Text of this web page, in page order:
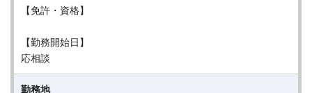
【免許・資格】
【勤務開始日】
応相談
勤務地